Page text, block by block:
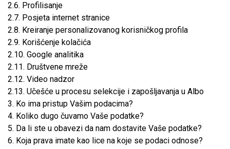
2.6. Profilisanje
2.7. Posjeta internet stranice
2.8. Kreiranje personalizovanog korisničkog profila
2.9. Korišćenje kolačića
2.10. Google analitika
2.11. Društvene mreže
2.12. Video nadzor
2.13. Učešće u procesu selekcije i zapošljavanja u Albo
3. Ko ima pristup Vašim podacima?
4. Koliko dugo čuvamo Vaše podatke?
5. Da li ste u obavezi da nam dostavite Vaše podatke?
6. Koja prava imate kao lice na koje se podaci odnose?